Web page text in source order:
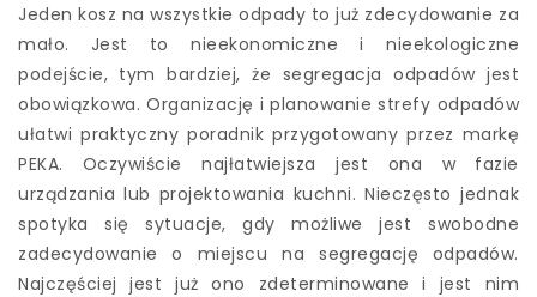
Jeden kosz na wszystkie odpady to już zdecydowanie za
mało. Jest to nieekonomiczne i nieekologiczne
podejście, tym bardziej, że segregacja odpadów jest
obowiązkowa. Organizację i planowanie strefy odpadów
ułatwi praktyczny poradnik przygotowany przez markę
PEKA. Oczywiście najłatwiejsza jest ona w fazie
urządzania lub projektowania kuchni. Nieczęsto jednak
spotyka się sytuacje, gdy możliwe jest swobodne
zadecydowanie o miejscu na segregację odpadów.
Najczęściej jest już ono zdeterminowane i jest nim